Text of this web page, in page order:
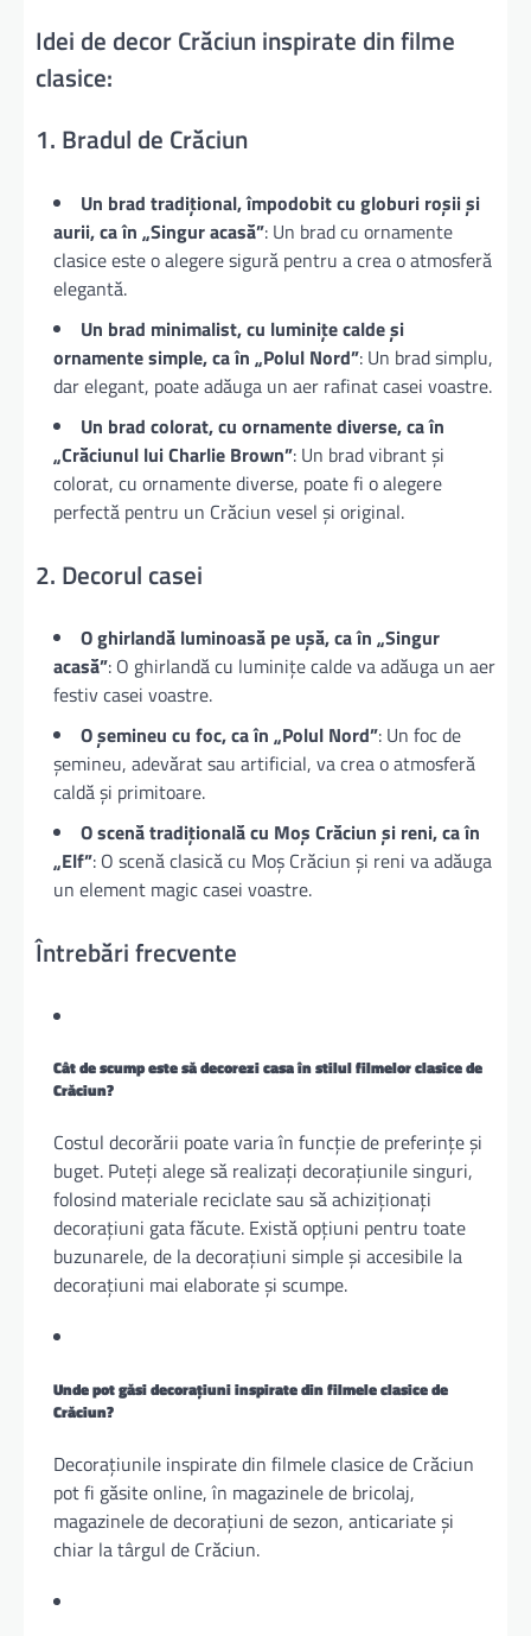
Idei de decor Crăciun inspirate din filme
clasice:
1. Bradul de Crăciun
Un brad tradițional, împodobit cu globuri roșii și
aurii, ca în „Singur acasă”: Un brad cu ornamente
clasice este o alegere sigură pentru a crea o atmosferă
elegantă.
Un brad minimalist, cu luminițe calde și
ornamente simple, ca în „Polul Nord”: Un brad simplu,
dar elegant, poate adăuga un aer rafinat casei voastre.
Un brad colorat, cu ornamente diverse, ca în
„Crăciunul lui Charlie Brown”: Un brad vibrant și
colorat, cu ornamente diverse, poate fi o alegere
perfectă pentru un Crăciun vesel și original.
2. Decorul casei
O ghirlandă luminoasă pe ușă, ca în „Singur
acasă”: O ghirlandă cu luminițe calde va adăuga un aer
festiv casei voastre.
O șemineu cu foc, ca în „Polul Nord”: Un foc de
șemineu, adevărat sau artificial, va crea o atmosferă
caldă și primitoare.
O scenă tradițională cu Moș Crăciun și reni, ca în
„Elf”: O scenă clasică cu Moș Crăciun și reni va adăuga
un element magic casei voastre.
Întrebări frecvente
Cât de scump este să decorezi casa în stilul filmelor clasice de
Crăciun?
Costul decorării poate varia în funcție de preferințe și
buget. Puteți alege să realizați decorațiunile singuri,
folosind materiale reciclate sau să achiziționați
decorațiuni gata făcute. Există opțiuni pentru toate
buzunarele, de la decorațiuni simple și accesibile la
decorațiuni mai elaborate și scumpe.
Unde pot găsi decorațiuni inspirate din filmele clasice de
Crăciun?
Decorațiunile inspirate din filmele clasice de Crăciun
pot fi găsite online, în magazinele de bricolaj,
magazinele de decorațiuni de sezon, anticariate și
chiar la târgul de Crăciun.